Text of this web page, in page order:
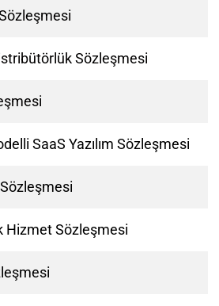
Sözleşmesi
SaaS Yazılım Sözleşmesi
Hizmet Sözleşmesi